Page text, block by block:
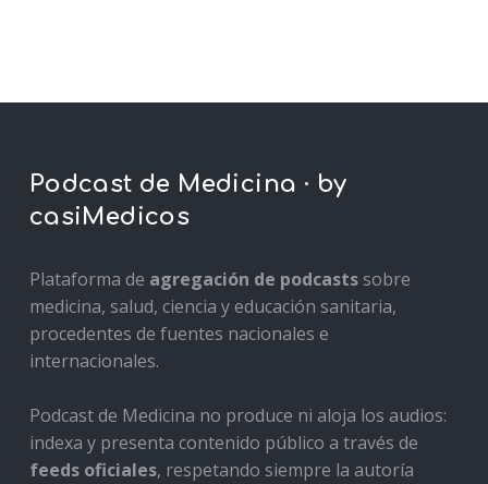
Podcast de Medicina · by
casiMedicos
Plataforma de agregación de podcastssobre
medicina, salud, ciencia y educación sanitaria,
procedentes de fuentes nacionales e
internacionales.
Podcast de Medicina no produce ni aloja los audios:
indexa y presenta contenido público a través de
feeds oficiales, respetando siempre la autoría